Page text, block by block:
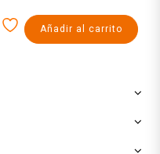
Añadir al carrito